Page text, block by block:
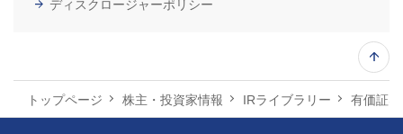
ディスクロージャーポリシー
トップページ 株主・投資家情報 IRライブラリー 有価証